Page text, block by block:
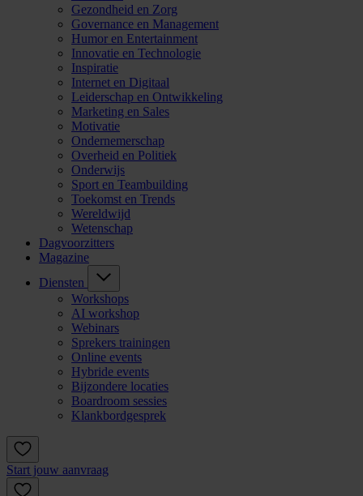
Gezondheid en Zorg
Governance en Management
Humor en Entertainment
Innovatie en Technologie
Inspiratie
Internet en Digitaal
Leiderschap en Ontwikkeling
Marketing en Sales
Motivatie
Ondernemerschap
Overheid en Politiek
Onderwijs
Sport en Teambuilding
Toekomst en Trends
Wereldwijd
Wetenschap
Dagvoorzitters
Magazine
Diensten
Workshops
AI workshop
Webinars
Sprekers trainingen
Online events
Hybride events
Bijzondere locaties
Boardroom sessies
Klankbordgesprek
Start jouw aanvraag